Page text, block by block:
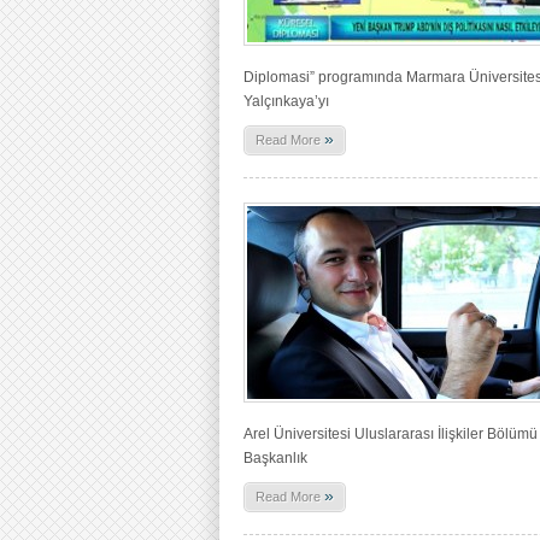
Diplomasi” programında Marmara
Yalçınkaya’yı
Read More »
Arel Üniversitesi Uluslararası İlişkiler
Başkanlık
Read More »